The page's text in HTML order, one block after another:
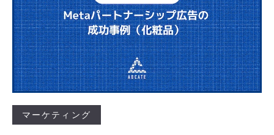
マーケティング